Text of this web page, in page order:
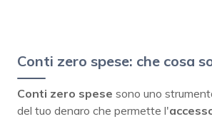
Conti zero spese: che cosa
Conti zero spese sono uno
del tuo denaro che permette l'